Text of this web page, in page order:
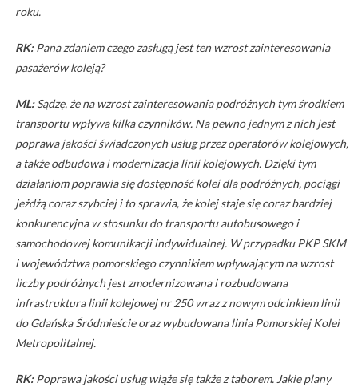
roku.
RK:Pana zdaniem czego zasługą jest ten wzrost zainteresowania
pasażerów koleją?
ML:Sądzę, że na wzrost zainteresowania podróżnych tym środkiem
transportu wpływa kilka czynników. Na pewno jednym z nich jest
poprawa jakości świadczonych usług przez operatorów kolejowych,
a także odbudowa i modernizacja linii kolejowych. Dzięki tym
działaniom poprawia się dostępność kolei dla podróżnych, pociągi
jeżdżą coraz szybciej i to sprawia, że kolej staje się coraz bardziej
konkurencyjna w stosunku do transportu autobusowego i
samochodowej komunikacji indywidualnej. W przypadku PKP SKM
i województwa pomorskiego czynnikiem wpływającym na wzrost
liczby podróżnych jest zmodernizowana i rozbudowana
infrastruktura linii kolejowej nr 250 wraz z nowym odcinkiem linii
do Gdańska Śródmieście oraz wybudowana linia Pomorskiej Kolei
Metropolitalnej.
RK:Poprawa jakości usług wiąże się także z taborem. Jakie plany